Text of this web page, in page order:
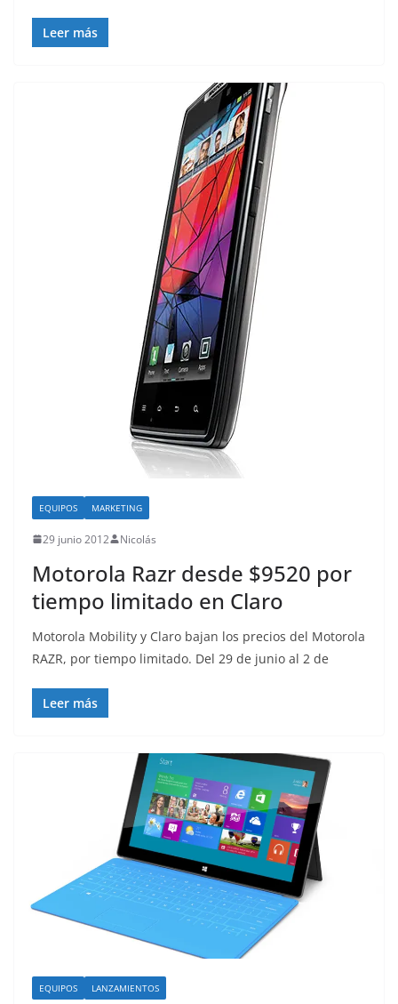
Leer más
EQUIPOS MARKETING
29 junio 2012 Nicolás
Motorola Razr desde $9520 por
tiempo limitado en Claro
Motorola Mobility y Claro bajan los precios del Motorola
RAZR, por tiempo limitado. Del 29 de junio al 2 de
Leer más
EQUIPOS LANZAMIENTOS